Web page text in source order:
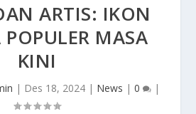
ARTIS: IKON
MASA
KINI
| Des 18, 2024 | News | 0 |